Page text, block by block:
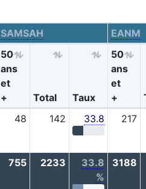
SAMSAH EANM
50
ans
et
+
Total Taux
50
ans
et
+
48 142 33.8 217
755 2233
33.8
%
3188